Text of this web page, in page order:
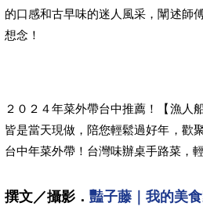
的口感和古早味的迷人風采，闡述師
想念！
２０２４年菜外帶台中推薦！【漁人
皆是當天現做，陪您輕鬆過好年，歡
台中年菜外帶！台灣味辦桌手路菜，
撰文／攝影． 豔子藤｜我的美